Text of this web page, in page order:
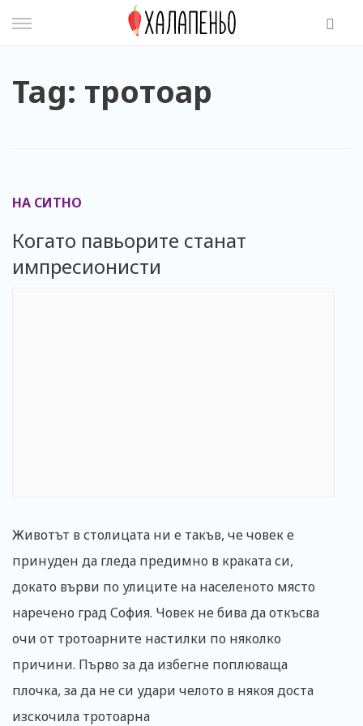
Tag: тротоар
НА СИТНО
Когато павьорите станат
импресионисти
Животът в столицата ни е такъв, че човек е
принуден да гледа предимно в краката си,
докато върви по улиците на населеното място
наречено град София. Човек не бива да откъсва
очи от тротоарните настилки по няколко
причини. Първо за да избегне поплюваща
плочка, за да не си удари челото в някоя доста
изскочила тротоарна